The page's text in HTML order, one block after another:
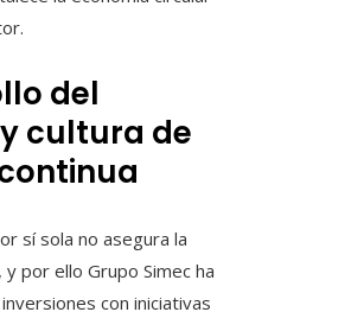
del
cultura de
sí sola no asegura la
por ello Grupo Simec ha
con iniciativas